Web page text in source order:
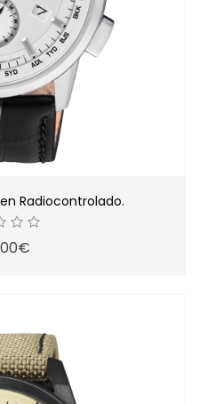
Radiocontrolado.